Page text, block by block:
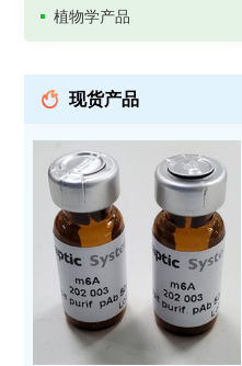
植物学产品
现货产品